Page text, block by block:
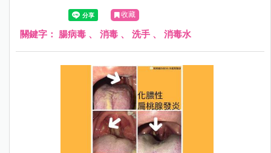
收藏
關鍵字： 腸病毒 、 消毒 、 洗手 、 消毒水